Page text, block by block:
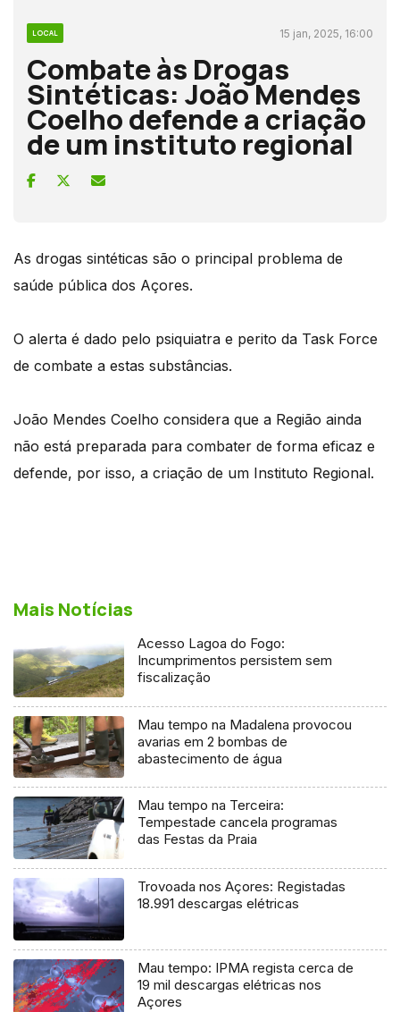
LOCAL 15 jan, 2025, 16:00
Combate às Drogas
Sintéticas: João Mendes
Coelho defende a criação
de um instituto regional
As drogas sintéticas são o principal problema de
saúde pública dos Açores.
O alerta é dado pelo psiquiatra e perito da Task Force
de combate a estas substâncias.
João Mendes Coelho considera que a Região ainda
não está preparada para combater de forma eficaz e
defende, por isso, a criação de um Instituto Regional.
Mais Notícias
Acesso Lagoa do Fogo:
Incumprimentos persistem sem
fiscalização
Mau tempo na Madalena provocou
avarias em 2 bombas de
abastecimento de água
Mau tempo na Terceira:
Tempestade cancela programas
das Festas da Praia
Trovoada nos Açores: Registadas
18.991 descargas elétricas
Mau tempo: IPMA regista cerca de
19 mil descargas elétricas nos
Açores